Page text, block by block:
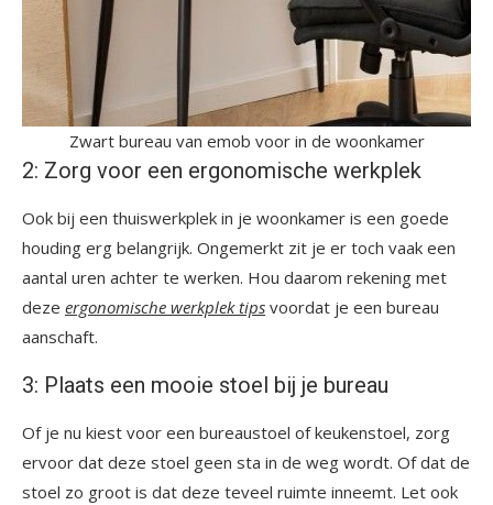
Zwart bureau van emob voor in de woonkamer
2: Zorg voor een ergonomische werkplek
Ook bij een thuiswerkplek in je woonkamer is een goede
houding erg belangrijk. Ongemerkt zit je er toch vaak een
aantal uren achter te werken. Hou daarom rekening met
deze ergonomische werkplek tips voordat je een bureau
aanschaft.
3: Plaats een mooie stoel bij je bureau
Of je nu kiest voor een bureaustoel of keukenstoel, zorg
ervoor dat deze stoel geen sta in de weg wordt. Of dat de
stoel zo groot is dat deze teveel ruimte inneemt. Let ook